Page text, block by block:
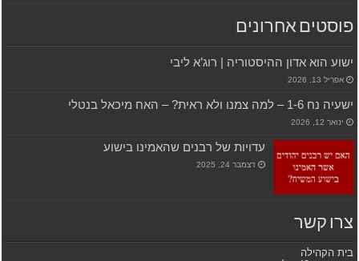
פוסטים אחרונים
ישוע הוא אדון ההיסטוריה | רוג’א ליבי
אפריל 13, 2026
ישעיה נח 1-6 – למה צמנו ולא ראית? – האח מיכאל בנטלי
ינואר 12, 2026
עדויות של רבנים שהאמינו בישוע
דצמבר 24, 2025
צרו קשר
בית הקהילה